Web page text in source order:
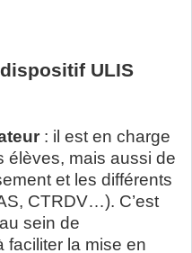
ULIS
: il est en charge
élèves, mais aussi de
et les différents
CTRDV…). C’est
sein de
faciliter la mise en